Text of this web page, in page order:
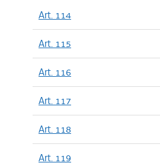
Art. 114
Art. 115
Art. 116
Art. 117
Art. 118
Art. 119